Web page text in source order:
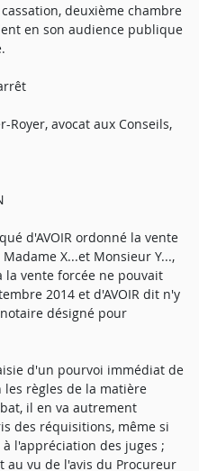
deuxième chambre
en son audience publique
avocat aux Conseils,
d'AVOIR ordonné la vente
X...et Monsieur Y...,
la vente forcée ne pouvait
2014 et d'AVOIR dit n'y
désigné pour
d'un pourvoi immédiat de
règles de la matière
il en va autrement
des réquisitions, même si
l'appréciation des juges ;
au vu de l'avis du Procureur